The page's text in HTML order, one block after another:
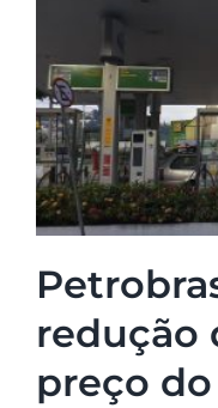
redução
preço